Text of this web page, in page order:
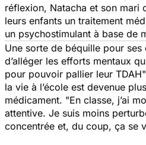
réflexion, Natacha et son mari
leurs enfants un traitement
un psychostimulant à base de
Une sorte de béquille pour ses
d’alléger les efforts mentaux
pour pouvoir pallier leur TDAH"
la vie à l’école est devenue
médicament. "En classe, j’ai
attentive. Je suis moins
concentrée et, du coup, ça se